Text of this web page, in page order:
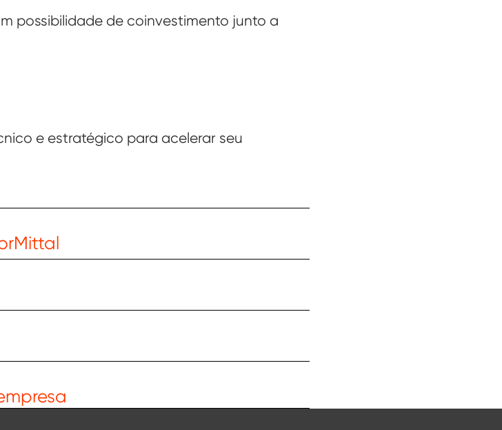
possibilidade de coinvestimento junto a
e estratégico para acelerar seu